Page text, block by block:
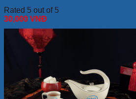
Rated 5 out of 5
30,000 VNĐ